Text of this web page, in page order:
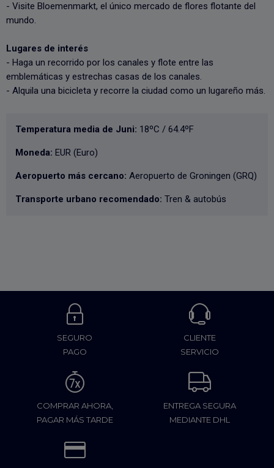
- Visite Bloemenmarkt, el único mercado de flores flotante del
mundo.
Lugares de interés
- Haga un recorrido por los canales y flote entre las
emblemáticas y estrechas casas de los canales.
- Alquila una bicicleta y recorre la ciudad como un lugareño más.
Temperatura media de Juni: 18ºC / 64.4ºF
Moneda: EUR (Euro)
Aeropuerto más cercano: Aeropuerto de Groningen (GRQ)
Transporte urbano recomendado: Tren & autobús
SEGURO
PAGO
CLIENTE
SERVICIO
COMPRAR AHORA,
PAGAR MÁS TARDE
ENTREGA SEGURA
MEDIANTE DHL